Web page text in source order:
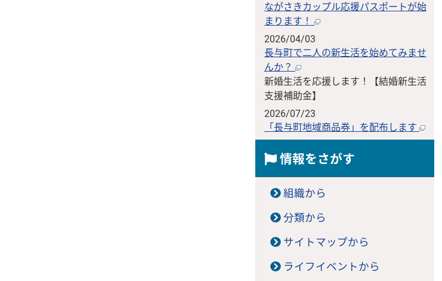
ながさきカップル応援パスポートが始
まります！
2026/04/03
長与町で二人の新生活を始めてみませ
んか？
新婚生活を応援します！【結婚新生活
支援補助金】
2026/07/23
「長与町地域商品券」を配布します
情報をさがす
組織から
分類から
サイトマップから
ライフイベントから